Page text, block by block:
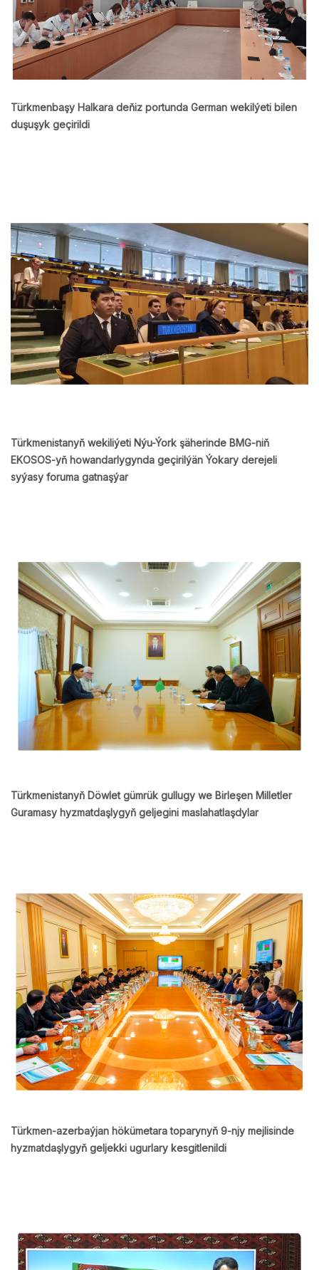
Türkmenbaşy Halkara deňiz portunda German wekilýeti bilen
duşuşyk geçirildi
Türkmenistanyň wekiliýeti Nýu-Ýork şäherinde BMG-niň
EKOSOS-yň howandarlygynda geçirilýän Ýokary derejeli
syýasy foruma gatnaşýar
Türkmenistanyň Döwlet gümrük gullugy we Birleşen Milletler
Guramasy hyzmatdaşlygyň geljegini maslahatlaşdylar
Türkmen-azerbaýjan hökümetara toparynyň 9-njy mejlisinde
hyzmatdaşlygyň geljekki ugurlary kesgitlenildi